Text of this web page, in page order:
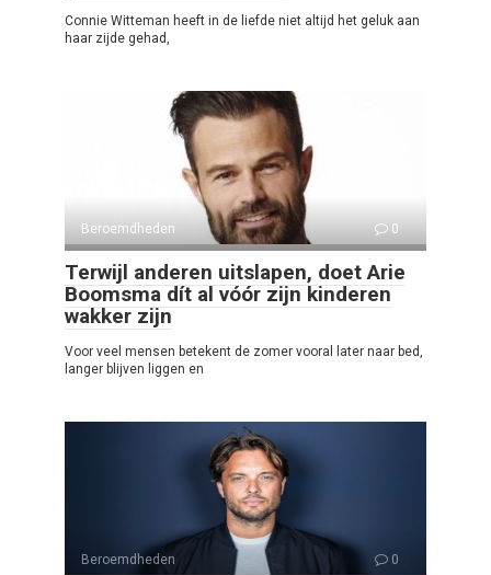
Connie Witteman heeft in de liefde niet altijd het geluk aan
haar zijde gehad,
Beroemdheden 0
Terwijl anderen uitslapen, doet Arie
Boomsma dít al vóór zijn kinderen
wakker zijn
Voor veel mensen betekent de zomer vooral later naar bed,
langer blijven liggen en
Beroemdheden 0